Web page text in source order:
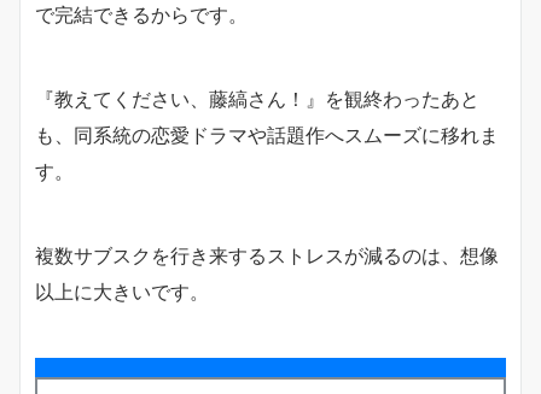
で完結できるからです。
『教えてください、藤縞さん！』を観終わったあと
も、同系統の恋愛ドラマや話題作へスムーズに移れま
す。
複数サブスクを行き来するストレスが減るのは、想像
以上に大きいです。